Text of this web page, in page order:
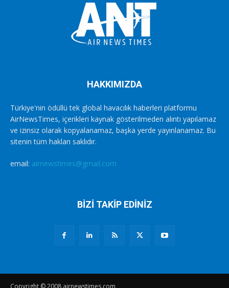
HAKKIMIZDA
Türkiye'nin ödüllü tek global havacılık haberleri platformu
AirNewsTimes, içerikleri kaynak gösterilmeden alıntı yapılamaz
ve izinsiz olarak kopyalanamaz, başka yerde yayınlanamaz. Bu
sitenin tüm hakları saklıdır.
email: airnewstimes@gmail.com
BİZİ TAKİP EDİNİZ
Copyright © 2008 airnewstimes.com